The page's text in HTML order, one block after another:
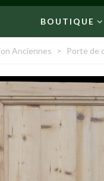
BOUTIQUE
Anciennes > Porte de